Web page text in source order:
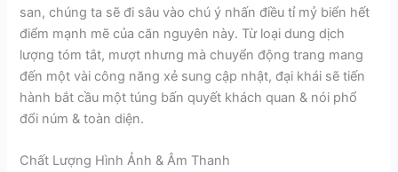
san, chúng ta sẽ đi sâu vào chú ý nhấn điều tỉ mỷ biển hết
điểm mạnh mẽ của căn nguyên này. Từ loại dung dịch
lượng tóm tắt, mượt nhưng mà chuyển động trang mang
đến một vài công năng xẻ sung cập nhật, đại khái sẽ tiến
hành bắt cầu một túng bấn quyết khách quan & nói phổ
đổi núm & toàn diện.
Chất Lượng Hình Ảnh & Âm Thanh